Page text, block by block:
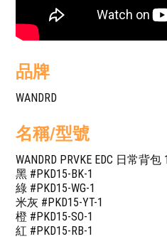
品牌
WANDRD
名稱/型號
WANDRD PRVKE EDC 日常背包
黑 #PKD15-BK-1
綠 #PKD15-WG-1
米灰 #PKD15-YT-1
橙 #PKD15-SO-1
紅 #PKD15-RB-1